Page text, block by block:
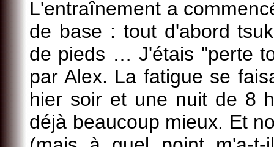
L'entraînement a
de base : tout d'abord
de pieds … J'étais "perte
par Alex. La fatigue se
hier soir et une nuit de 8
déjà beaucoup mieux. Et